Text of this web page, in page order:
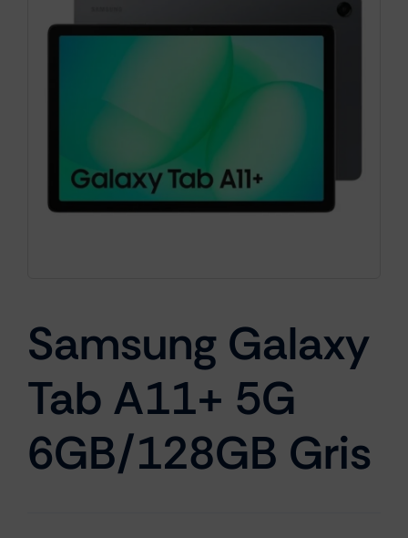
Portátiles
Smartwatches
Cámaras
Marcas
Samsung Galaxy
Tab A11+ 5G
6GB/128GB Gris